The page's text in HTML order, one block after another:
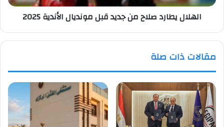
2025
الهلال يطارد صلاح من جديد قبل مونديال الأندية 2025
مقالات ذات صلة